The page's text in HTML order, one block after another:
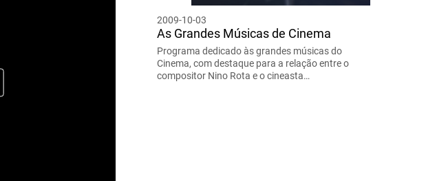
2009-10-03
As Grandes Músicas de Cinema
Programa dedicado às grandes músicas do
Cinema, com destaque para a relação entre o
compositor Nino Rota e o cineasta…